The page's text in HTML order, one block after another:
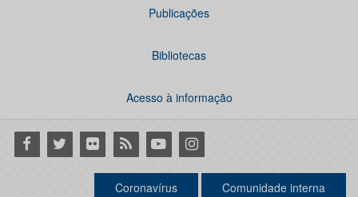
Publicações
Bibliotecas
Acesso à informação
Facebook
Twitter Flickr RSS YoutubeInstagram
Coronavírus Comunidade interna